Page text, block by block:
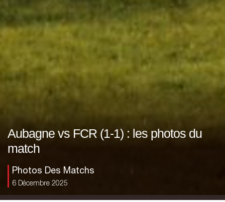
Aubagne vs FCR (1-1) : les photos du
match
Photos Des Matchs
6 Décembre 2025